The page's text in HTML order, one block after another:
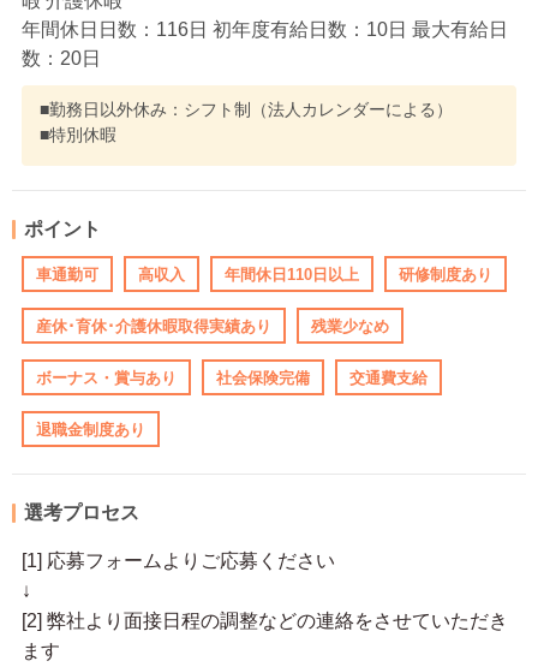
年間休日日数：116日 初年度有給日数：10日 最大有給日
数：20日
■勤務日以外休み：シフト制（法人カレンダーによる）
■特別休暇
ポイント
車通勤可 高収入 年間休日110日以上 研修制度あり
産休･育休･介護休暇取得実績あり 残業少なめ
ボーナス・賞与あり 社会保険完備 交通費支給
退職金制度あり
選考プロセス
[1] 応募フォームよりご応募ください
↓
[2] 弊社より面接日程の調整などの連絡をさせていただき
ます